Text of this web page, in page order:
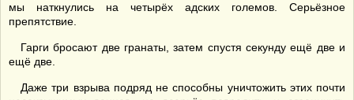
мы наткнулись на четырёх адских големов. Серьёзное
препятствие.
Гарги бросают две гранаты, затем спустя секунду ещё две и
ещё две.
Даже три взрыва подряд не способны уничтожить этих почти